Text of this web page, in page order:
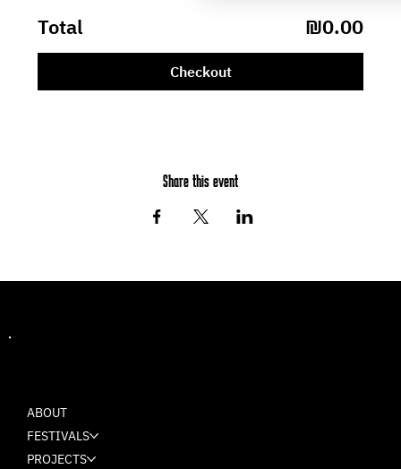
Total ₪0.00
Checkout
Share this event
ABOUT
FESTIVALS
PROJECTS